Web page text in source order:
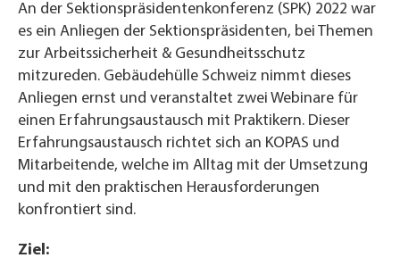
An der Sektionspräsidentenkonferenz (SPK) 2022 war
es ein Anliegen der Sektionspräsidenten, bei Themen
zur Arbeitssicherheit & Gesundheitsschutz
mitzureden. Gebäudehülle Schweiz nimmt dieses
Anliegen ernst und veranstaltet zwei Webinare für
einen Erfahrungsaustausch mit Praktikern. Dieser
Erfahrungsaustausch richtet sich an KOPAS und
Mitarbeitende, welche im Alltag mit der Umsetzung
und mit den praktischen Herausforderungen
konfrontiert sind.
Ziel: